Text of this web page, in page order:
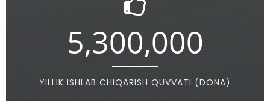
5,300,000
YILLIK ISHLAB CHIQARISH QUVVATI (DONA)